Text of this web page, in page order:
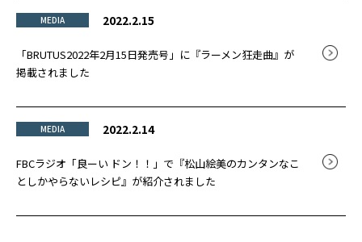
MEDIA 2022.2.15
「BRUTUS2022年2月15日発売号」に『ラーメン狂走曲』が
掲載されました
MEDIA 2022.2.14
FBCラジオ「良ーい ドン！！」で『松山絵美のカンタンなこ
としかやらないレシピ』が紹介されました